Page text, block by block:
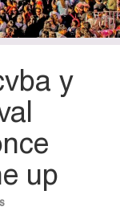
y
up